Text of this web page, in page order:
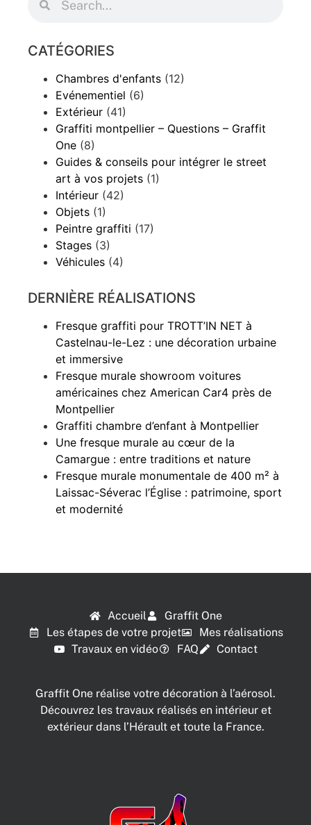
CATÉGORIES
Chambres d'enfants (12)
Evénementiel (6)
Extérieur (41)
Graffiti montpellier – Questions – Graffit
One (8)
Guides & conseils pour intégrer le street
art à vos projets (1)
Intérieur (42)
Objets (1)
Peintre graffiti (17)
Stages (3)
Véhicules (4)
DERNIÈRE RÉALISATIONS
Fresque graffiti pour TROTT’IN NET à
Castelnau-le-Lez : une décoration urbaine
et immersive
Fresque murale showroom voitures
américaines chez American Car4 près de
Montpellier
Graffiti chambre d’enfant à Montpellier
Une fresque murale au cœur de la
Camargue : entre traditions et nature
Fresque murale monumentale de 400 m² à
Laissac-Séverac l’Église : patrimoine, sport
et modernité
Accueil
Graffit One
Les étapes de votre projet
Mes réalisations
Travaux en vidéo
FAQ Contact
Graffit One réalise votre décoration à l’aérosol.
Découvrez les travaux réalisés en intérieur et
extérieur dans l’Hérault et toute la France.